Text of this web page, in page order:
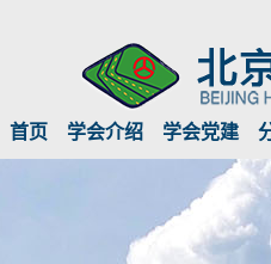
首页 学会介绍 学会党建